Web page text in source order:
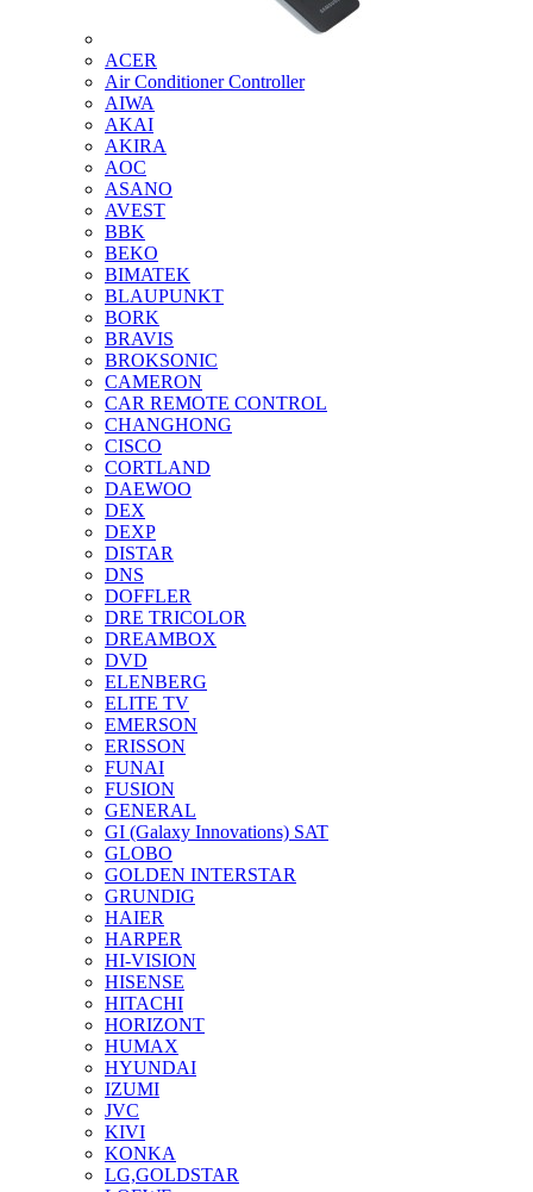
ACER
Air Conditioner Controller
AIWA
AKAI
AKIRA
AOC
ASANO
AVEST
BBK
BEKO
BIMATEK
BLAUPUNKT
BORK
BRAVIS
BROKSONIC
CAMERON
CAR REMOTE CONTROL
CHANGHONG
CISCO
CORTLAND
DAEWOO
DEX
DEXP
DISTAR
DNS
DOFFLER
DRE TRICOLOR
DREAMBOX
DVD
ELENBERG
ELITE TV
EMERSON
ERISSON
FUNAI
FUSION
GENERAL
GI (Galaxy Innovations) SAT
GLOBO
GOLDEN INTERSTAR
GRUNDIG
HAIER
HARPER
HI-VISION
HISENSE
HITACHI
HORIZONT
HUMAX
HYUNDAI
IZUMI
JVC
KIVI
KONKA
LG,GOLDSTAR